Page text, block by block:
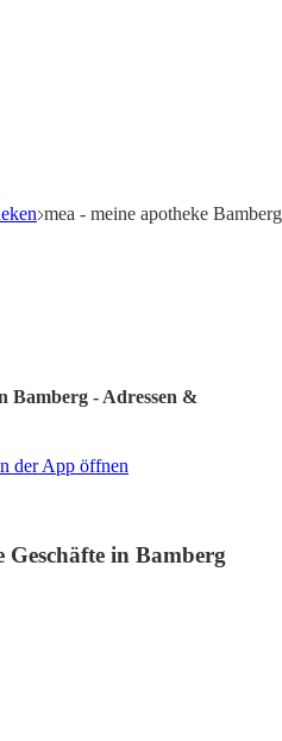
mea - meine apotheke Bamberg
Bamberg - Adressen &
der App öffnen
Geschäfte in Bamberg